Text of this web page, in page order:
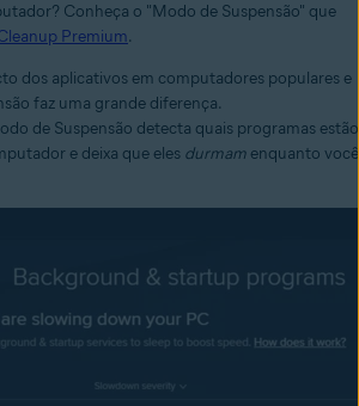
Conheça o "Modo de Suspensão" que
Premium.
dos aplicativos em computadores populares e
faz uma grande diferença.
de Suspensão detecta quais programas estão
e deixa que eles durmam enquanto você